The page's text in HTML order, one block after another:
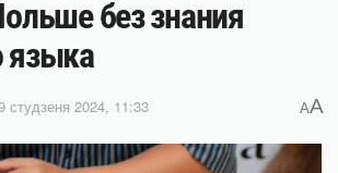
без знания
языка
студзеня 2024, 11:33 AA